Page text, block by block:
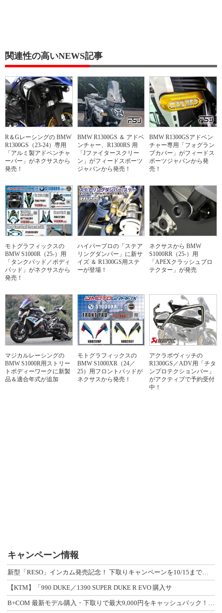
関連性の高いNEWS記事
R＆Gレーシングの BMW
R1300GS（23-24）専用
「アルミ製アドベンチャ
ーバー」がネクサスから
発売！
BMW R1300GS ＆ アドベ
ンチャー、R1300RS 用
「Jファイタースクリー
ン」がフィードスポーツ
ジャパンから発売！
BMW R1300GSアドベン
チャー専用「フォグラン
プカバー」がフィードス
ポーツジャパンから発
売！
モトグラフィックスの
BMW S1000R（25-）用
「タンクパッド／ボディ
パッド」がネクサスから
発売！
ハイパープロの「ステア
リングダンパー」に新サ
イズ ＆ R1300GS用ステ
ーが登場！
ネクサスから BMW
S1000RR（25-）用
「APEXクラッシュプロ
テクター」が発売
マジカルレーシングの
BMW S1000R用ストリー
トボディーワークに新製
品＆適合年式が追加
モトグラフィックスの
BMW S1000XR（24／
25）用フロントパッドが
ネクサスから発売！
アクラポヴィッチの
R1300GS／ADV用「チタ
ンプロテクションバー」
がアクティブで予約受付
中！
キャンペーン情報
【KTM】「990 DUKE／1390 SUPER DUKE R EVO 購入サ